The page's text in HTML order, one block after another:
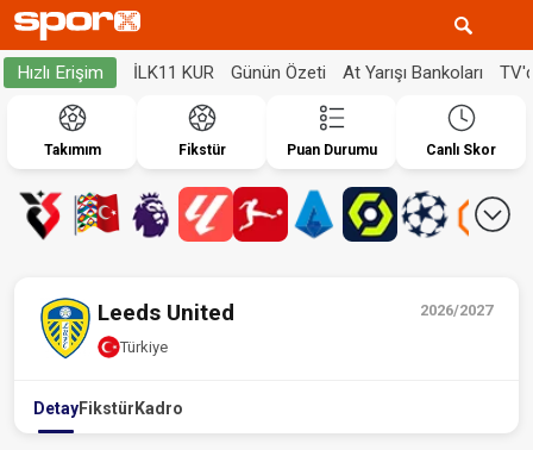
Hızlı Erişim İLK11 KUR Günün Özeti At Yarışı Bankoları
Takımım Fikstür Puan Durumu Canlı Skor
2026/2027
Leeds United
Türkiye
DetayFikstür Kadro